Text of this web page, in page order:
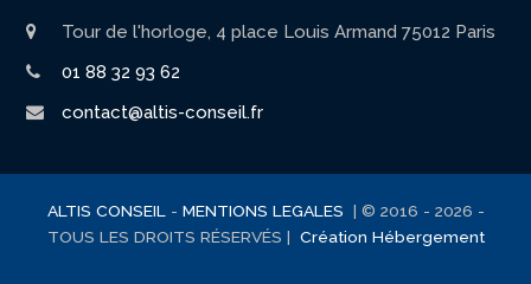
Tour de l'horloge, 4 place Louis Armand 75012 Paris
01 88 32 93 62
contact@altis-conseil.fr
ALTIS CONSEIL - MENTIONS LEGALES | © 2016 - 2026 -
TOUS LES DROITS RÉSERVÉS | Création Hébergement